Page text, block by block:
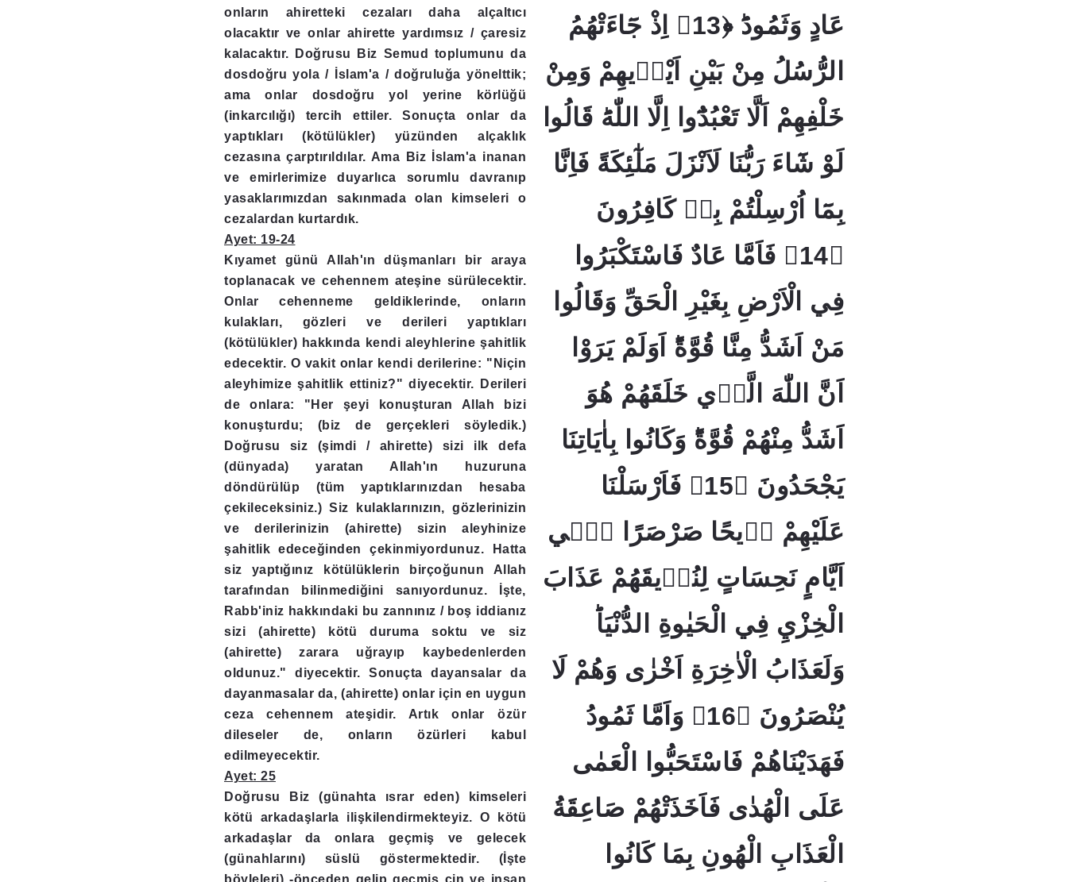
onların ahiretteki cezaları daha alçaltıcı
olacaktır ve onlar ahirette yardımsız / çaresiz
kalacaktır. Doğrusu Biz Semud toplumunu da
dosdoğru yola / İslam'a / doğruluğa yönelttik;
ama onlar dosdoğru yol yerine körlüğü
(inkarcılığı) tercih ettiler. Sonuçta onlar da
yaptıkları (kötülükler) yüzünden alçaklık
cezasına çarptırıldılar. Ama Biz İslam'a inanan
ve emirlerimize duyarlıca sorumlu davranıp
yasaklarımızdan sakınmada olan kimseleri o
cezalardan kurtardık.
Ayet: 19-24
Kıyamet günü Allah'ın düşmanları bir araya
toplanacak ve cehennem ateşine sürülecektir.
Onlar cehenneme geldiklerinde, onların
kulakları, gözleri ve derileri yaptıkları
(kötülükler) hakkında kendi aleyhlerine şahitlik
edecektir. O vakit onlar kendi derilerine: "Niçin
aleyhimize şahitlik ettiniz?" diyecektir. Derileri
de onlara: "Her şeyi konuşturan Allah bizi
konuşturdu; (biz de gerçekleri söyledik.)
Doğrusu siz (şimdi / ahirette) sizi ilk defa
(dünyada) yaratan Allah'ın huzuruna
döndürülüp (tüm yaptıklarınızdan hesaba
çekileceksiniz.) Siz kulaklarınızın, gözlerinizin
ve derilerinizin (ahirette) sizin aleyhinize
şahitlik edeceğinden çekinmiyordunuz. Hatta
siz yaptığınız kötülüklerin birçoğunun Allah
tarafından bilinmediğini sanıyordunuz. İşte,
Rabb'iniz hakkındaki bu zannınız / boş iddianız
sizi (ahirette) kötü duruma soktu ve siz
(ahirette) zarara uğrayıp kaybedenlerden
oldunuz." diyecektir. Sonuçta dayansalar da
dayanmasalar da, (ahirette) onlar için en uygun
ceza cehennem ateşidir. Artık onlar özür
dileseler de, onların özürleri kabul
edilmeyecektir.
Ayet: 25
Doğrusu Biz (günahta ısrar eden) kimseleri
kötü arkadaşlarla ilişkilendirmekteyiz. O kötü
arkadaşlar da onlara geçmiş ve gelecek
(günahlarını) süslü göstermektedir. (İşte
böyleleri) -önceden gelip geçmiş cin ve insan
عَادٍ وَثَمُودَؕ ﴿13﴾ اِذْ جَٓاءَتْهُمُ
الرُّسُلُ مِنْ بَيْنِ اَيْدٖيهِمْ وَمِنْ
خَلْفِهِمْ اَلَّا تَعْبُدُٓوا اِلَّا اللّٰهَؕ قَالُوا
لَوْ شَٓاءَ رَبُّنَا لَاَنْزَلَ مَلٰٓئِكَةً فَاِنَّا
بِمَٓا اُرْسِلْتُمْ بِهٖ كَافِرُونَ
﴿14﴾ فَاَمَّا عَادٌ فَاسْتَكْبَرُوا
فِي الْاَرْضِ بِغَيْرِ الْحَقِّ وَقَالُوا
مَنْ اَشَدُّ مِنَّا قُوَّةًؕ اَوَلَمْ يَرَوْا
اَنَّ اللّٰهَ الَّذٖي خَلَقَهُمْ هُوَ
اَشَدُّ مِنْهُمْ قُوَّةًؕ وَكَانُوا بِاٰيَاتِنَا
يَجْحَدُونَ ﴿15﴾ فَاَرْسَلْنَا
عَلَيْهِمْ رٖيحًا صَرْصَرًا فٖٓي
اَيَّامٍ نَحِسَاتٍ لِنُذٖيقَهُمْ عَذَابَ
الْخِزْيِ فِي الْحَيٰوةِ الدُّنْيَاؕ
وَلَعَذَابُ الْاٰخِرَةِ اَخْزٰى وَهُمْ لَا
يُنْصَرُونَ ﴿16﴾ وَاَمَّا ثَمُودُ
فَهَدَيْنَاهُمْ فَاسْتَحَبُّوا الْعَمٰى
عَلَى الْهُدٰى فَاَخَذَتْهُمْ صَاعِقَةُ
الْعَذَابِ الْهُونِ بِمَا كَانُوا